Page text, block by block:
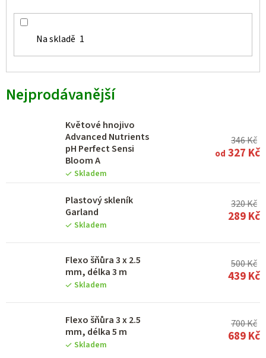
Nejprodávanější
Květové hnojivo
Advanced Nutrients
pH Perfect Sensi
Bloom A
Skladem
346 Kč
od 327 Kč
Plastový skleník
Garland
Skladem
320 Kč
289 Kč
Flexo šňůra 3 x 2.5
mm, délka 3 m
Skladem
500 Kč
439 Kč
Flexo šňůra 3 x 2.5
mm, délka 5 m
Skladem
700 Kč
689 Kč
Na skladě 1